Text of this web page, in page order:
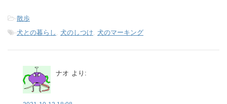
-散歩
-犬との暮らし 犬のしつけ 犬のマーキング
ナオ より: